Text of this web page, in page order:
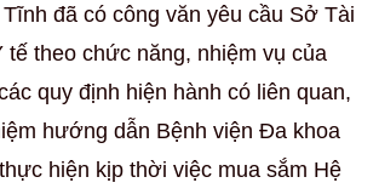
đã có công văn yêu cầu Sở Tài
tế theo chức năng, nhiệm vụ của
quy định hiện hành có liên quan,
hướng dẫn Bệnh viện Đa khoa
hiện kịp thời việc mua sắm Hệ